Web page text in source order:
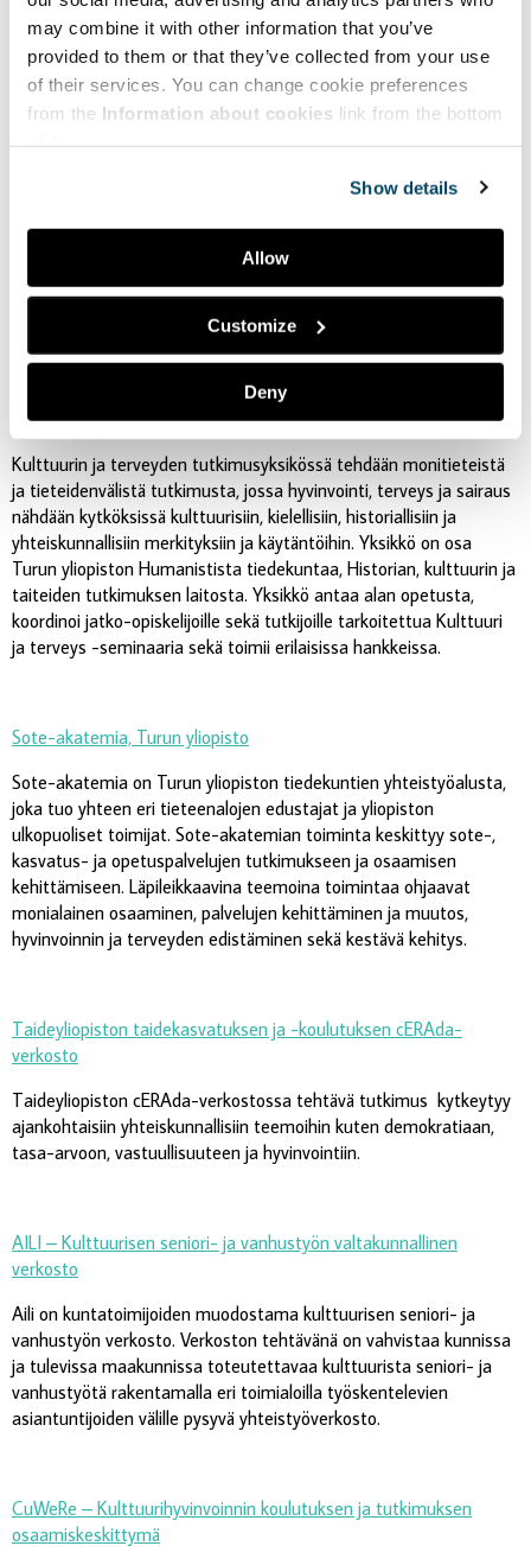
may combine it with other information that you’ve
provided to them or that they’ve collected from your use
of their services. You can change cookie preferences
from the Information about cookies link from the bottom
Show details
Allow
Customize
Deny
yhteistyö- ja toimintamalleja sekä kerää kunnan
kulttuuritoiminnan kehittämistyötä edistävää tietoa kaikkien
saataville.
Kulttuuria kaikille -palvelu
Kulttuuria kaikille -palvelu edistää osallistumiselle avoimia ja
monenlaisia yleisöjä ja tekijöitä huomioivia kulttuuripalveluja.
Tarjoamme tietoa ja työkaluja kulttuuripalveluiden
edistämiseen alan työntekijöille. Palvelua ylläpitääYhdenvertaisen
Kulttuurin ja terveyden tutkimusyksikkö, Turun yliopisto
Kulttuurin ja terveyden tutkimusyksikössä tehdään monitieteistä
ja tieteidenvälistä tutkimusta, jossa hyvinvointi, terveys ja sairaus
nähdään kytköksissä kulttuurisiin, kielellisiin, historiallisiin ja
yhteiskunnallisiin merkityksiin ja käytäntöihin. Yksikkö on osa
Turun yliopiston Humanistista tiedekuntaa, Historian, kulttuurin ja
taiteiden tutkimuksen laitosta. Yksikkö antaa alan opetusta,
koordinoi jatko-opiskelijoille sekä tutkijoille tarkoitettua Kulttuuri
ja terveys -seminaaria sekä toimii erilaisissa hankkeissa.
Sote-akatemia, Turun yliopisto
Sote-akatemia on Turun yliopiston tiedekuntien yhteistyöalusta,
joka tuo yhteen eri tieteenalojen edustajat ja yliopiston
ulkopuoliset toimijat. Sote-akatemian toiminta keskittyy sote-,
kasvatus- ja opetuspalvelujen tutkimukseen ja osaamisen
kehittämiseen. Läpileikkaavina teemoina toimintaa ohjaavat
monialainen osaaminen, palvelujen kehittäminen ja muutos,
hyvinvoinnin ja terveyden edistäminen sekä kestävä kehitys.
Taideyliopiston taidekasvatuksen ja -koulutuksen cERAda-
verkosto
Taideyliopiston cERAda-verkostossa tehtävä tutkimus kytkeytyy
ajankohtaisiin yhteiskunnallisiin teemoihin kuten demokratiaan,
tasa-arvoon, vastuullisuuteen ja hyvinvointiin.
AILI – Kulttuurisen seniori- ja vanhustyön valtakunnallinen
verkosto
Aili on kuntatoimijoiden muodostama kulttuurisen seniori- ja
vanhustyön verkosto. Verkoston tehtävänä on vahvistaa kunnissa
ja tulevissa maakunnissa toteutettavaa kulttuurista seniori- ja
vanhustyötä rakentamalla eri toimialoilla työskentelevien
asiantuntijoiden välille pysyvä yhteistyöverkosto.
CuWeRe – Kulttuurihyvinvoinnin koulutuksen ja tutkimuksen
osaamiskeskittymä